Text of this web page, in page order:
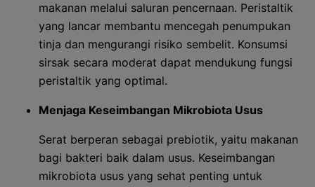
makanan melalui saluran pencernaan. Peristaltik
yang lancar membantu mencegah penumpukan
tinja dan mengurangi risiko sembelit. Konsumsi
sirsak secara moderat dapat mendukung fungsi
peristaltik yang optimal.
Menjaga Keseimbangan Mikrobiota Usus
Serat berperan sebagai prebiotik, yaitu makanan
bagi bakteri baik dalam usus. Keseimbangan
mikrobiota usus yang sehat penting untuk